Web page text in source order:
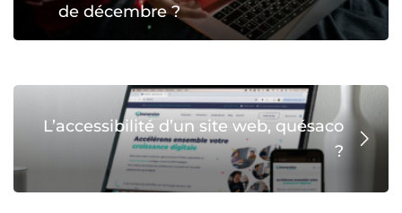
de décembre ?
L’accessibilité d’un site web, quésaco
?